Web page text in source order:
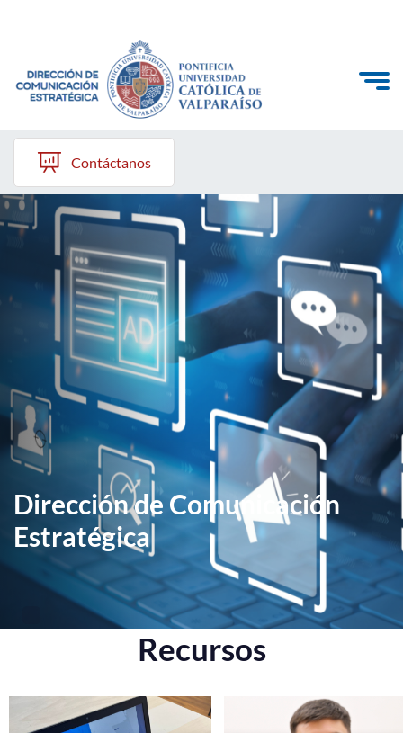
Dirección
Comunicación Externa
Comunicación Interna
Comunicación Digital
Ceremonial y Producción de Eventos
Contáctanos
Dirección de Comunicación
Estratégica
Recursos